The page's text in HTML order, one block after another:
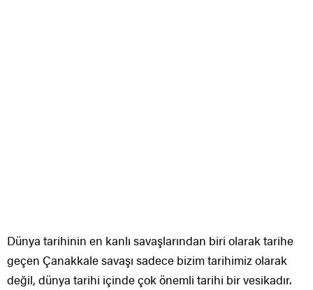
Dünya tarihinin en kanlı savaşlarından biri olarak tarihe
geçen Çanakkale savaşı sadece bizim tarihimiz olarak
değil, dünya tarihi içinde çok önemli tarihi bir vesikadır.